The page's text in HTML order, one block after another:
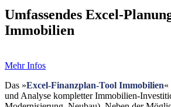
Umfassendes Excel-
Immobilien
Mehr Infos
Das »Excel-Finanzplan-Tool Immobilien«
und Analyse kompletter Immobilien-